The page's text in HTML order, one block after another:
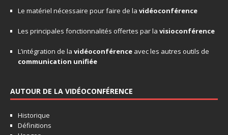
Le matériel nécessaire pour faire de la vidéoconférence
Les principales fonctionnalités offertes par la visioconférence
L’intégration de la vidéoconférence avec les autres outils de
communication unifiée
AUTOUR DE LA VIDÉOCONFÉRENCE
Historique
Définitions